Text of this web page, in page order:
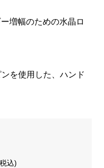
増幅のための水晶ロ
を使用した、ハンド
込)